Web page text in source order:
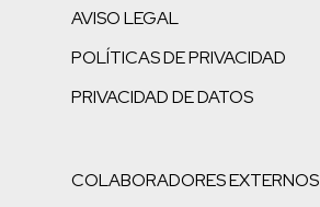
AVISO LEGAL
POLÍTICAS DE PRIVACIDAD
PRIVACIDAD DE DATOS
COLABORADORES EXTERNOS